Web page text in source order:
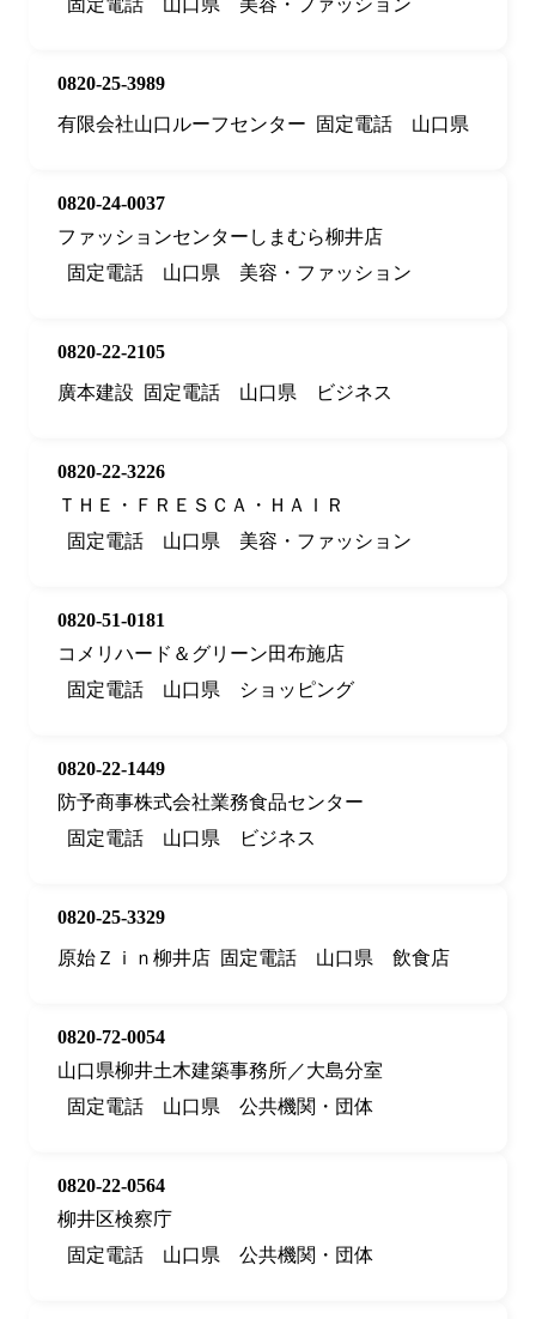
固定電話 山口県 美容・ファッション
0820-25-3989
有限会社山口ルーフセンター
固定電話 山口県
0820-24-0037
ファッションセンターしまむら柳井店
固定電話
山口県 美容・ファッション
0820-22-2105
廣本建設
固定電話 山口県 ビジネス
0820-22-3226
ＴＨＥ・ＦＲＥＳＣＡ・ＨＡＩＲ
固定電話
山口県 美容・ファッション
0820-51-0181
コメリハード＆グリーン田布施店
固定電話
山口県 ショッピング
0820-22-1449
防予商事株式会社業務食品センター
固定電話
山口県 ビジネス
0820-25-3329
原始Ｚｉｎ柳井店 固定電話 山口県 飲食店
0820-72-0054
山口県柳井土木建築事務所／大島分室
固定電話
山口県 公共機関・団体
0820-22-0564
柳井区検察庁
固定電話
山口県 公共機関・団体